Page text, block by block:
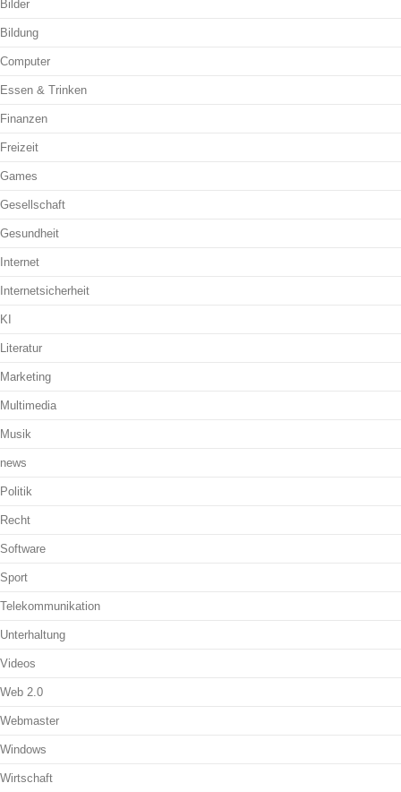
Bilder
Bildung
Computer
Essen & Trinken
Finanzen
Freizeit
Games
Gesellschaft
Gesundheit
Internet
Internetsicherheit
KI
Literatur
Marketing
Multimedia
Musik
news
Politik
Recht
Software
Sport
Telekommunikation
Unterhaltung
Videos
Web 2.0
Webmaster
Windows
Wirtschaft